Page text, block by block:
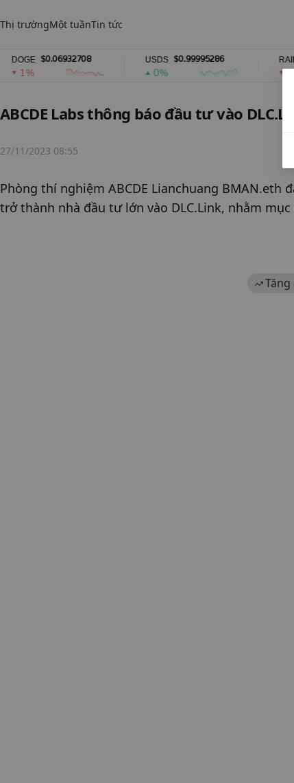
Thị trườngMột tuầnTin tức
$0.06932708 $0.99995286
ABCDE Labs thông báo đầu tư vào
27/11/2023 08:55
Phòng thí nghiệm ABCDE Lianchuang BMAN.eth
trở thành nhà đầu tư lớn vào DLC.Link, nhằm
Tăng